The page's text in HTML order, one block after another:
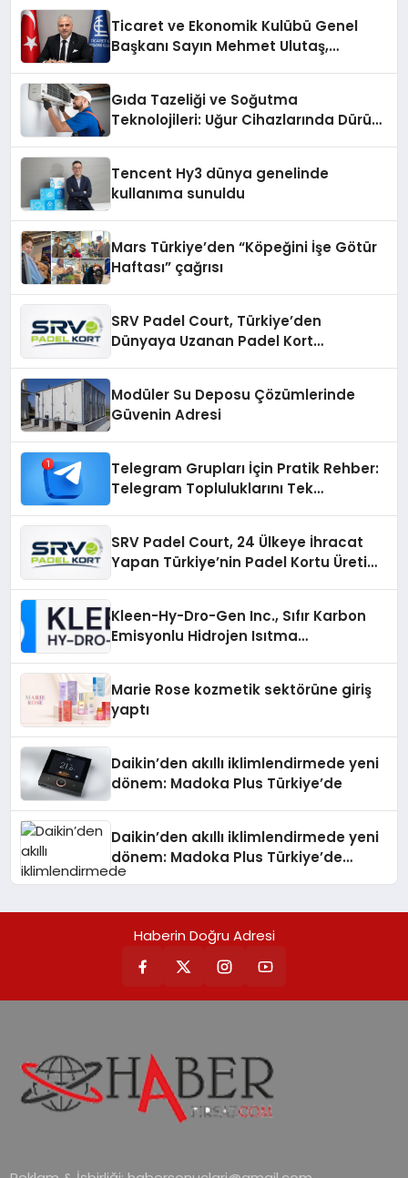
Ticaret ve Ekonomik Kulübü Genel
Başkanı Sayın Mehmet Ulutaş,
Gıda Tazeliği ve Soğutma
Teknolojileri: Uğur Cihazlarında Dürüst
Tencent Hy3 dünya genelinde
kullanıma sunuldu
Mars Türkiye’den “Köpeğini İşe Götür
Haftası” çağrısı
SRV Padel Court, Türkiye’den
Dünyaya Uzanan Padel Kort
Modüler Su Deposu Çözümlerinde
Güvenin Adresi
Telegram Grupları İçin Pratik Rehber:
Telegram Topluluklarını Tek
SRV Padel Court, 24 Ülkeye İhracat
Yapan Türkiye’nin Padel Kortu Üretim
Kleen-Hy-Dro-Gen Inc., Sıfır Karbon
Emisyonlu Hidrojen Isıtma
Marie Rose kozmetik sektörüne giriş
yaptı
Daikin’den akıllı iklimlendirmede yeni
dönem: Madoka Plus Türkiye’de
Daikin’den akıllı iklimlendirmede yeni
dönem: Madoka Plus Türkiye’de
Daikin’in kullanıcı dostu tasarımıyla
teknolojilerle donatılmış son modeli
VRV kontrol ünitesi Madoka Plus
Türkiye’de satışa sunuldu. Tam
dokunmatik ekranı, mobil uygulama
desteği ve akıllı sensör entegrasyonu
verimli hale getiriyor. Enerji
verimliliğini artırırken modern yaşam
alanlarında teknolojiyi estetik ile bulu
Haberin Doğru Adresi